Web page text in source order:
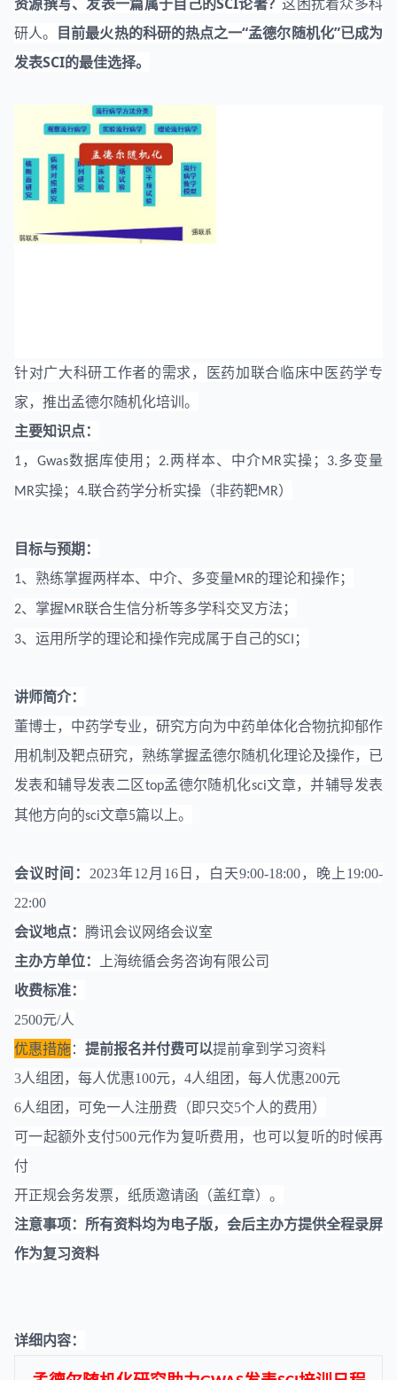
这困扰着众多科
研人。
目前最火热的科研的热点之一“孟德尔随机化”已成为
发表SCI的最佳选择。
针对广大科研工作者的需求，医药加联合 临床中医药学专
家，推出孟德尔随机化培训。
主要知识点：
1，Gwas数据库使用 ； 2.两样本、中介MR实操 ； 3.多变量
MR实操； 4.联合药学分析实操（非药靶MR）
目标与预期：
1、熟练掌握两样本、中介、多变量MR的理论和操作；
2、掌握MR联合生信分析等多学科交叉方法；
3、运用所学的理论和操作完成属于自己的SCI ；
讲师简介：
董博士，中药学专业，研究方向为中药单体化合物抗抑郁作
用机制及靶点研究，熟练掌握孟德尔随机化理论及操作，已
发表和辅导发表二区top孟德尔随机化sci文章，并辅导发表
其他方向的sci文章5篇以上。
会议时间： 2023年12 月 16 日， 白天9:00-18:00，晚上 19:00-
22:00
会议地点： 腾讯会议网络会议室
主办方单位：
上海统循会务咨询有限公司
收费标准：
2500元/人
优惠措施： 提前报名并付费可以提前拿到学习资料
3人组团，每人优惠100元，4人组团，每人优惠200元
6人组团，可免一人注册费（即只交5个人的费用）
可一起额外支付500元作为复听费用，也可以复听的时候再
付
开正规会务发票，纸质邀请函（盖红章）。
注意事项： 所有资料均为电子版，会后主办方提供全程录屏
作为复习资料
详细内容：